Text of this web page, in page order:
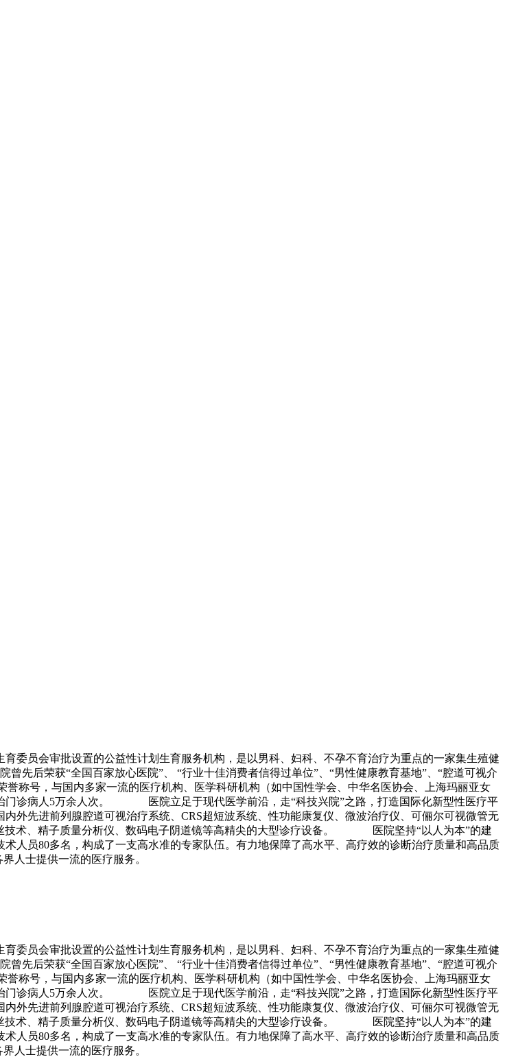
委员会审批设置的公益性计划生育服务机构，是以男科、妇科、不孕不育治疗为重点的一家集生殖健
荣获“全国百家放心医院”、 “行业十佳消费者信得过单位”、“男性健康教育基地”、“腔道可视介
称号，与国内多家一流的医疗机构、医学科研机构（如中国性学会、中华名医协会、上海玛丽亚女
门诊病人5万余人次。 医院立足于现代医学前沿，走“科技兴院”之路，打造国际化新型性医疗平
外先进前列腺腔道可视治疗系统、CRS超短波系统、性功能康复仪、微波治疗仪、可俪尔可视微管无
技术、精子质量分析仪、数码电子阴道镜等高精尖的大型诊疗设备。 医院坚持“以人为本”的建
人员80多名，构成了一支高水准的专家队伍。有力地保障了高水平、高疗效的诊断治疗质量和高品质
界人士提供一流的医疗服务。
委员会审批设置的公益性计划生育服务机构，是以男科、妇科、不孕不育治疗为重点的一家集生殖健
荣获“全国百家放心医院”、 “行业十佳消费者信得过单位”、“男性健康教育基地”、“腔道可视介
称号，与国内多家一流的医疗机构、医学科研机构（如中国性学会、中华名医协会、上海玛丽亚女
门诊病人5万余人次。 医院立足于现代医学前沿，走“科技兴院”之路，打造国际化新型性医疗平
外先进前列腺腔道可视治疗系统、CRS超短波系统、性功能康复仪、微波治疗仪、可俪尔可视微管无
技术、精子质量分析仪、数码电子阴道镜等高精尖的大型诊疗设备。 医院坚持“以人为本”的建
人员80多名，构成了一支高水准的专家队伍。有力地保障了高水平、高疗效的诊断治疗质量和高品质
界人士提供一流的医疗服务。